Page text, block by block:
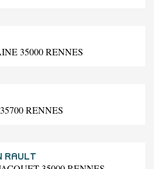
35000 RENNES
RENNES
RAULT